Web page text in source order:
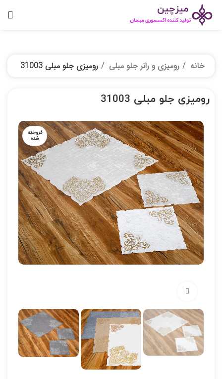
خانه رومیزی و رانر جلو مبلی رومیزی جلو مبلی 31003
رومیزی جلو مبلی 31003
فروخته
شده